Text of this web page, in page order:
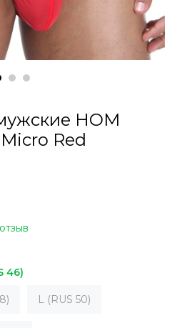
HOM
Red
46)
L (RUS 50)